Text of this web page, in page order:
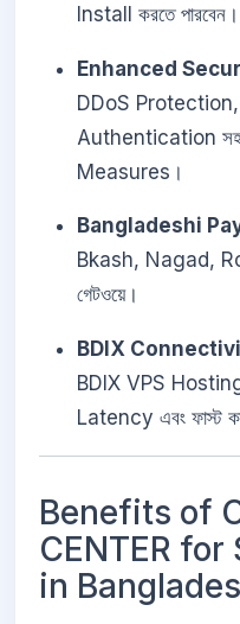
Install করতে পারবেন।
Enhanced
DDoS
Authentication
Measures।
Bangladeshi
Bkash, Nagad,
গেটওয়ে।
BDIX
BDIX VPS Hosting
Latency এবং ফাস্ট
Benefits of
CENTER for
in